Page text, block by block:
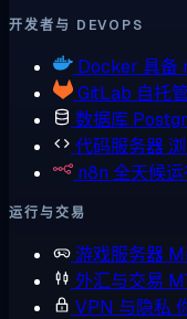
开发者与 DEVOPS
Docker 具备
GitLab 自托
数据库
代码服务器
n8n 全天候
运行与交易
游戏服务器
外汇与交易
VPN 与隐私